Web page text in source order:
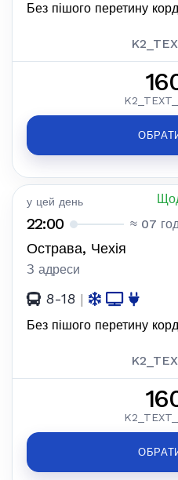
Без пішого перетину
у цей день
22:00 ≈ 07
Острава, Чехія
З адреси
8-18 |
Без пішого перетину